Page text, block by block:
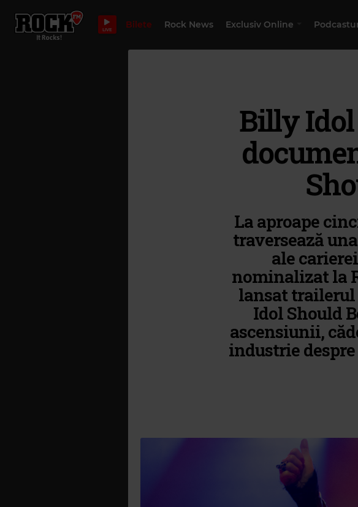
LIVE Bilete Rock News Exclusiv Online
Billy
La aproape
traversează
ale
nominalizat la
lansat
Idol Should
ascensiunii,
industrie